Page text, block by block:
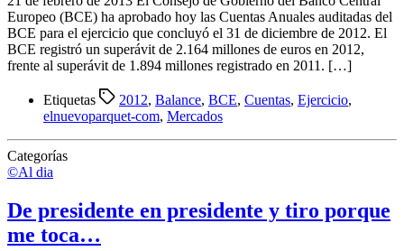
Europeo (BCE) ha aprobado hoy las Cuentas Anuales auditadas del
BCE para el ejercicio que concluyó el 31 de diciembre de 2012. El
BCE registró un superávit de 2.164 millones de euros en 2012,
frente al superávit de 1.894 millones registrado en 2011. […]
Etiquetas 2012, Balance, BCE, Cuentas, Ejercicio,
elnuevoparquet-com, Mercados
Categorías
©Al dia
De presidente en presidente y tiro porque
me toca…